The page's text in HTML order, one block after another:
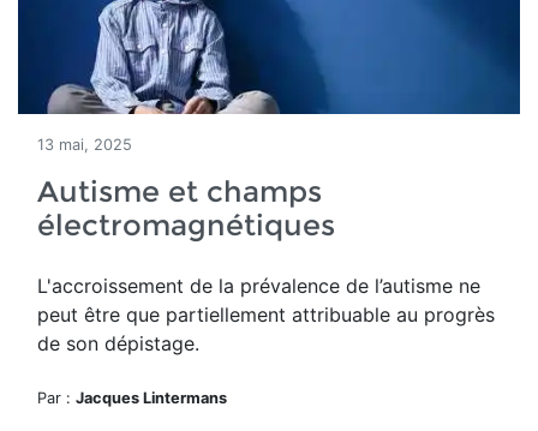
13 mai, 2025
Autisme et champs
électromagnétiques
L'accroissement de la prévalence de l’autisme ne
peut être que partiellement attribuable au progrès
de son dépistage.
Par : Jacques Lintermans